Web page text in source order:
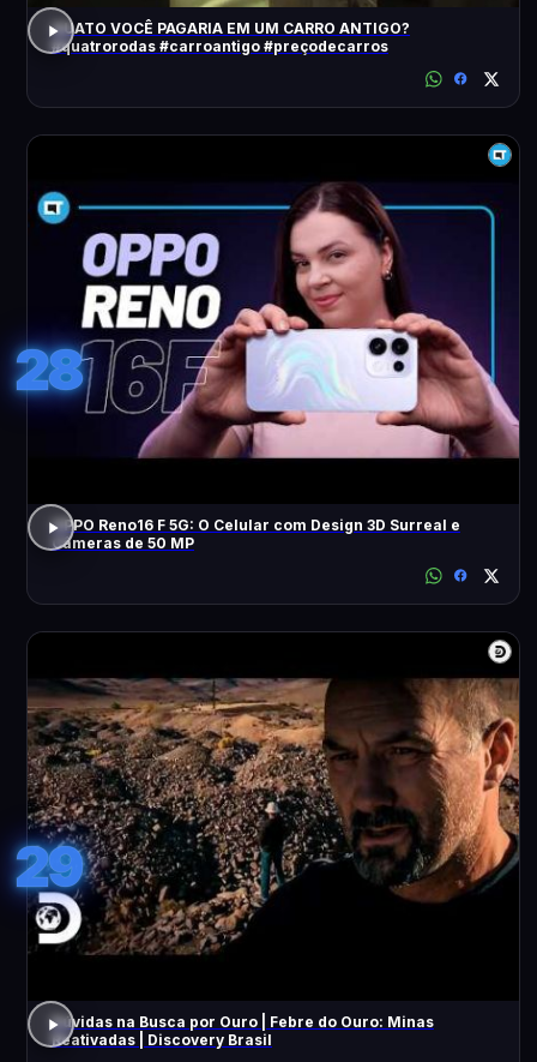
QUATO VOCÊ PAGARIA EM UM CARRO ANTIGO?
#quatrorodas #carroantigo #preçodecarros
28
OPPO Reno16 F 5G: O Celular com Design 3D Surreal e
Câmeras de 50 MP
29
Dúvidas na Busca por Ouro | Febre do Ouro: Minas
Reativadas | Discovery Brasil